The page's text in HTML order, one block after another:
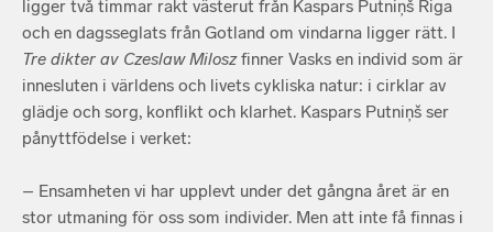
ligger två timmar rakt västerut från Kaspars Putniņš Riga
och en dagsseglats från Gotland om vindarna ligger rätt. I
Tre dikter av Czeslaw Miloszfinner Vasks en individ som är
innesluten i världens och livets cykliska natur: i cirklar av
glädje och sorg, konflikt och klarhet. Kaspars Putniņš ser
pånyttfödelse i verket:
– Ensamheten vi har upplevt under det gångna året är en
stor utmaning för oss som individer. Men att inte få finnas i